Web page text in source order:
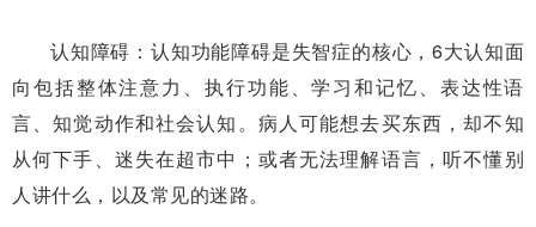
认知障碍：认知功能障碍是失智症的核心，6大认知面
向包括整体注意力、执行功能、学习和记忆、表达性语
言、知觉动作和社会认知。病人可能想去买东西，却不知
从何下手、迷失在超市中；或者无法理解语言，听不懂别
人讲什么，以及常见的迷路。